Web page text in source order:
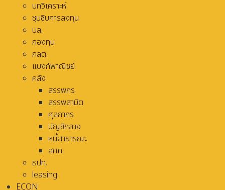
บทวิเคราะห์
ซุบซิบการลงทุน
บล.
กองทุน
กลต.
แบงก์พาณิชย์
คลัง
สรรพกร
สรรพสามิต
ศุลกากร
บัญชีกลาง
หนี้สาธารณะ
สศค.
ธปท.
leasing
ECON